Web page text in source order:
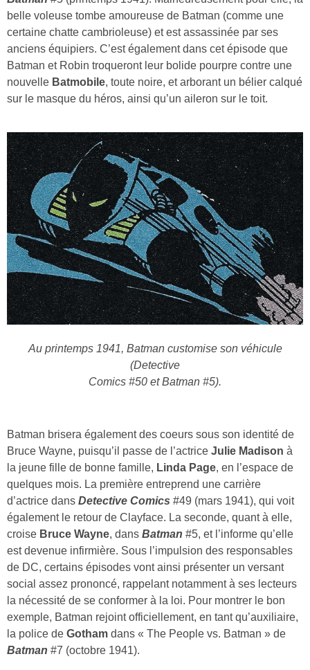
belle voleuse tombe amoureuse de Batman (comme une
certaine chatte cambrioleuse) et est assassinée par ses
anciens équipiers. C’est également dans cet épisode que
Batman et Robin troqueront leur bolide pourpre contre une
nouvelle Batmobile, toute noire, et arborant un bélier calqué
sur le masque du héros, ainsi qu’un aileron sur le toit.
Au printemps 1941, Batman customise son véhicule
(Detective
Comics #50 et Batman #5).
Batman brisera également des coeurs sous son identité de
Bruce Wayne, puisqu’il passe de l’actrice Julie Madison à
la jeune fille de bonne famille, Linda Page, en l’espace de
quelques mois. La première entreprend une carrière
d’actrice dans Detective Comics #49 (mars 1941), qui voit
également le retour de Clayface. La seconde, quant à elle,
croise Bruce Wayne, dans Batman #5, et l’informe qu’elle
est devenue infirmière. Sous l’impulsion des responsables
de DC, certains épisodes vont ainsi présenter un versant
social assez prononcé, rappelant notamment à ses lecteurs
la nécessité de se conformer à la loi. Pour montrer le bon
exemple, Batman rejoint officiellement, en tant qu’auxiliaire,
la police de Gotham dans « The People vs. Batman » de
Batman #7 (octobre 1941).